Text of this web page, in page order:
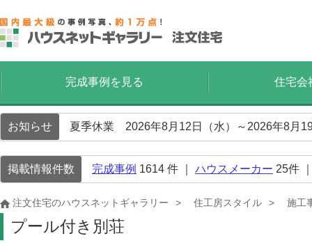
完成事例を見る 住宅会
お知らせ 夏季休業 2026年8月12日（水）～2026年8月
掲載情報件数 完成事例 1614 件 ｜ ハウスメーカー 25件
注文住宅のハウスネットギャラリー 住工房スタイル 施工
プール付き別荘